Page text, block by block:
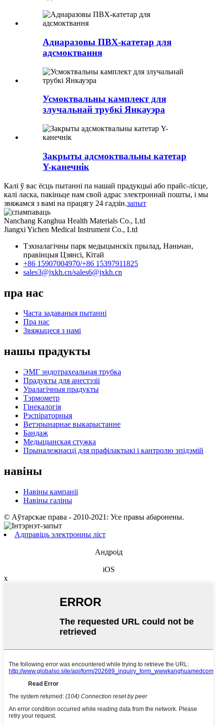
Аднаразовы ПВХ-катетар для
адсмоктвання
Усмоктвальны камплект для
злучальнай трубкі Янкауэра
Закрыты адсмоктвальны катетар
Y-канечнік
Калі ў вас ёсць пытанні па нашай прадукцыі або прайс-лісце,
калі ласка, пакіньце нам свой адрас электроннай пошты, і мы
звяжамся з вамі на працягу 24 гадзін.запыт
Nanchang Kanghua Health Materials Co., Ltd
Jiangxi Yichen Medical Instrument Co., Ltd
Тэхналагічны парк медыцынскіх прылад, Наньчан,
правінцыя Цзянсі, Кітай
+86 15907004970/+86 15397911825
sales3@jxkh.cn/sales6@jxkh.cn
пра нас
Часта задаваныя пытанні
Пра нас
Звяжыцеся з намі
нашы прадукты
ЭМГ эндотрахеальная трубка
Прадукты для анестэзіі
Уралагічныя прадукты
Тэрмометр
Гінекалогія
Рэспіраторныя
Ветэрынарнае выкарыстанне
Бандаж
Медыцынская стужка
Прыналежнасці для прафілактыкі і кантролю эпідэмій
навіны
Навіны кампаніі
Навіны галіны
© Аўтарскае права - 2010-2021: Усе правы абаронены.
Адправіць электронны ліст
Андроід
iOS
x